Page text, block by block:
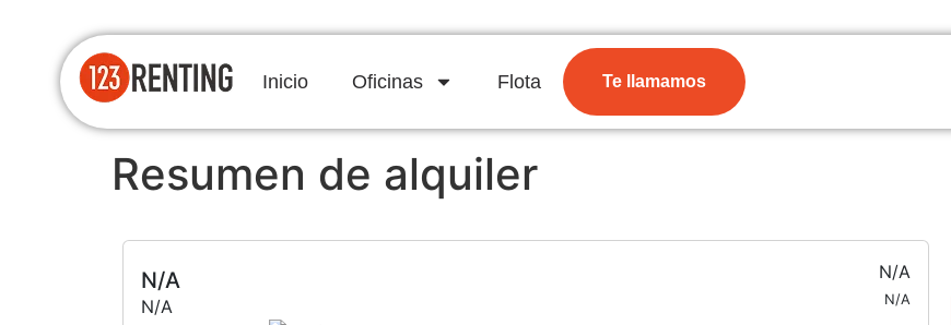
Inicio Oficinas Flota Te llamamos
Resumen de alquiler
N/A
N/A
N/A
N/A